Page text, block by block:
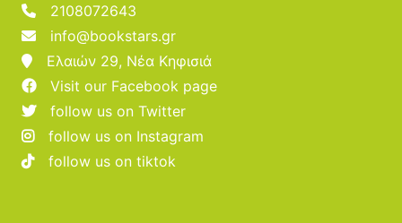
2108072643
info@bookstars.gr
Ελαιών 29, Νέα Κηφισιά
Visit our Facebook page
follow us on Twitter
follow us on Instagram
follow us on tiktok